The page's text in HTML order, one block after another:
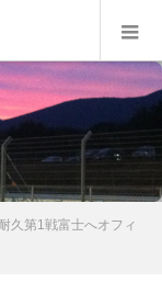
久第1戦富士へオフィ